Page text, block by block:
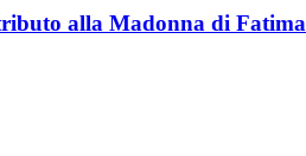
alla Madonna di Fatima